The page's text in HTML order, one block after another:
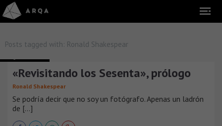
Posts tagged with: Ronald Shakespear
«Revisitando los Sesenta», prólogo
Ronald Shakespear
Se podría decir que no soy un fotógrafo. Apenas un ladrón
de [...]